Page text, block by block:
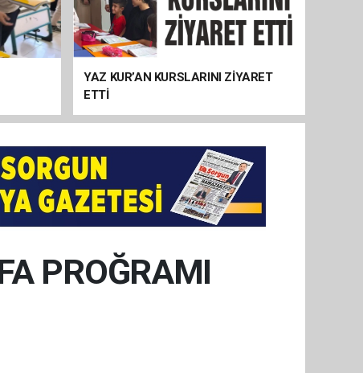
YAZ KUR’AN KURSLARINI ZİYARET
ETTİ
PROĞRAMI